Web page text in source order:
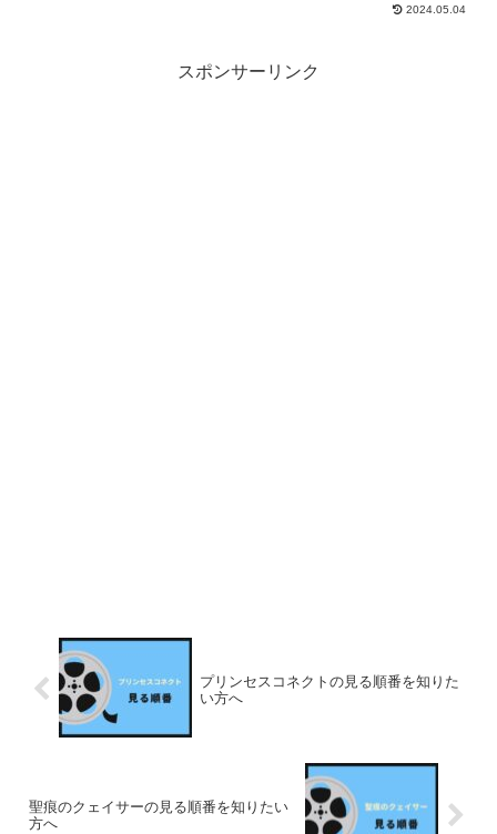
2024.05.04
スポンサーリンク
プリンセスコネクトの見る順番を知りた
い方へ
聖痕のクェイサーの見る順番を知りたい
方へ